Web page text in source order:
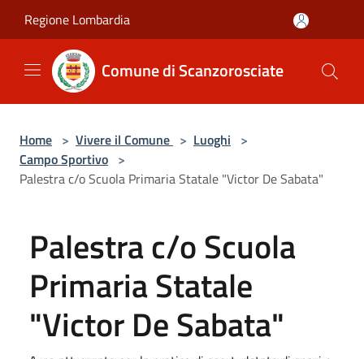
Regione Lombardia
Comune di Scanzorosciate
Home > Vivere il Comune > Luoghi >
Campo Sportivo >
Palestra c/o Scuola Primaria Statale "Victor De Sabata"
Palestra c/o Scuola
Primaria Statale
"Victor De Sabata"